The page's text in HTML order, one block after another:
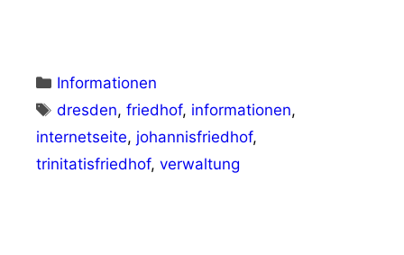
Kategorien
Informationen
Schlagwörter
dresden,friedhof, informationen,
internetseite, johannisfriedhof,
trinitatisfriedhof, verwaltung